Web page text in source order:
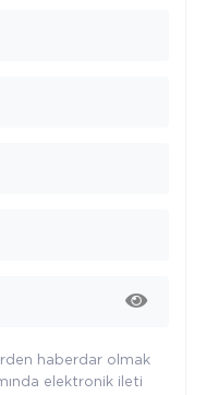
haberdar olmak
elektronik ileti